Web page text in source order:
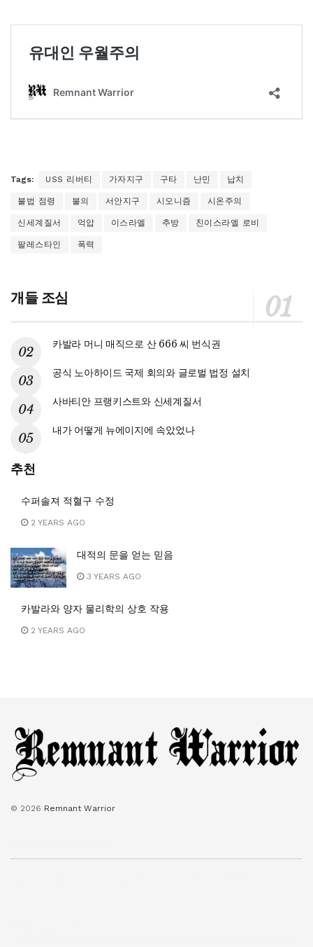
Tags: USS 리버티 가자지구 구타 난민 납치
불법 점령 불의 서안지구 시오니즘 시온주의
신세계질서 억압 이스라엘 추방 친이스라엘 로비
팔레스타인 폭력
개들 조심
카발라 머니 매직으로 산 666 씨 번식권
공식 노아하이드 국제 회의와 글로벌 법정 설치
사바티안 프랭키스트와 신세계질서
내가 어떻게 뉴에이지에 속았었나
추천
수퍼솔져 적혈구 수정
2 YEARS AGO
대적의 문을 얻는 믿음
3 YEARS AGO
카발라와 양자 물리학의 상호 작용
2 YEARS AGO
© 2026 Remnant Warrior